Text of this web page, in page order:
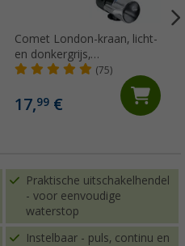
Comet London-kraan, licht-
en donkergrijs,
neerklapbaar met
microschakelaar voor
caravans en campers,
chroom
(75)
17,99€
Praktische uitschakelhendel
- voor eenvoudige
waterstop
Instelbaar - puls, continu en